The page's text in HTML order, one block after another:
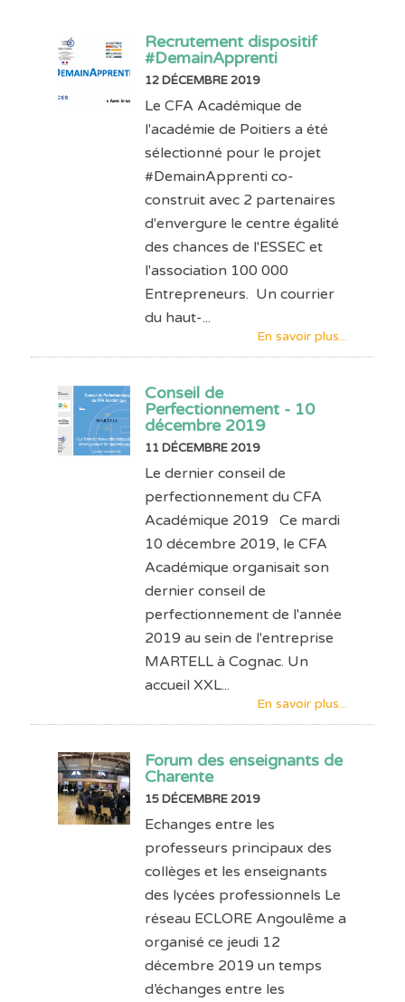
Recrutement dispositif
#DemainApprenti
12 DÉCEMBRE 2019
Le CFA Académique de
l'académie de Poitiers a été
sélectionné pour le projet
#DemainApprenti co-
construit avec 2 partenaires
d'envergure le centre égalité
des chances de l'ESSEC et
l'association 100 000
Entrepreneurs. Un courrier
du haut-...
En savoir plus...
Conseil de
Perfectionnement - 10
décembre 2019
11 DÉCEMBRE 2019
Le dernier conseil de
perfectionnement du CFA
Académique 2019 Ce mardi
10 décembre 2019, le CFA
Académique organisait son
dernier conseil de
perfectionnement de l'année
2019 au sein de l'entreprise
MARTELL à Cognac. Un
accueil XXL...
En savoir plus...
Forum des enseignants de
Charente
15 DÉCEMBRE 2019
Echanges entre les
professeurs principaux des
collèges et les enseignants
des lycées professionnels Le
réseau ECLORE Angoulême a
organisé ce jeudi 12
décembre 2019 un temps
d’échanges entre les